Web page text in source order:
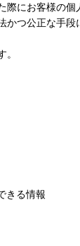
にお客様の個
つ公正な手段
。
きる情報